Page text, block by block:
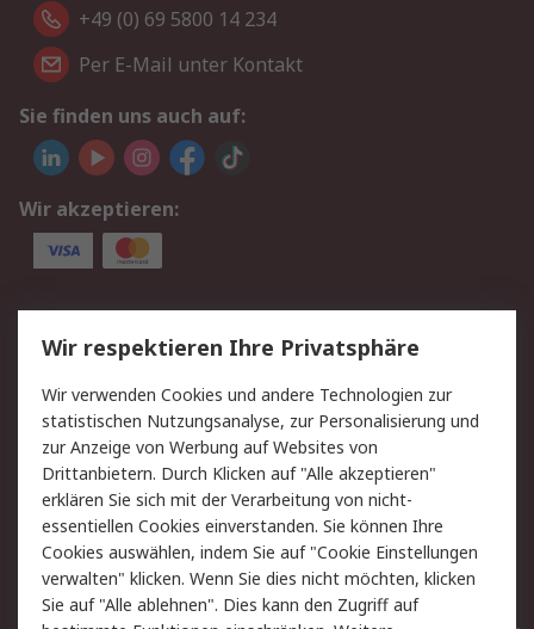
+49 (0) 69 5800 14 234
Per E-Mail unter Kontakt
Sie finden uns auch auf:
Wir akzeptieren:
Service
Value Added Services
Lieferlösungen
Rücksendungen
Kontakt
Hilfe
Privatkunden
Rechtliches
AGB
Datenschutz
Cookie-Richtlinie
Zahlungsbedingungen
Copyright/Impressum
Entsorgung
Wir respektieren Ihre Privatsphäre
Wir verwenden Cookies und andere Technologien zur
statistischen Nutzungsanalyse, zur Personalisierung und
zur Anzeige von Werbung auf Websites von
Drittanbietern. Durch Klicken auf "Alle akzeptieren"
erklären Sie sich mit der Verarbeitung von nicht-
essentiellen Cookies einverstanden. Sie können Ihre
Cookies auswählen, indem Sie auf "Cookie Einstellungen
verwalten" klicken. Wenn Sie dies nicht möchten, klicken
Sie auf "Alle ablehnen". Dies kann den Zugriff auf